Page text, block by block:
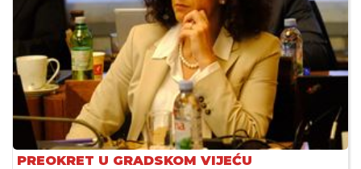
PREOKRET U GRADSKOM VIJEĆU